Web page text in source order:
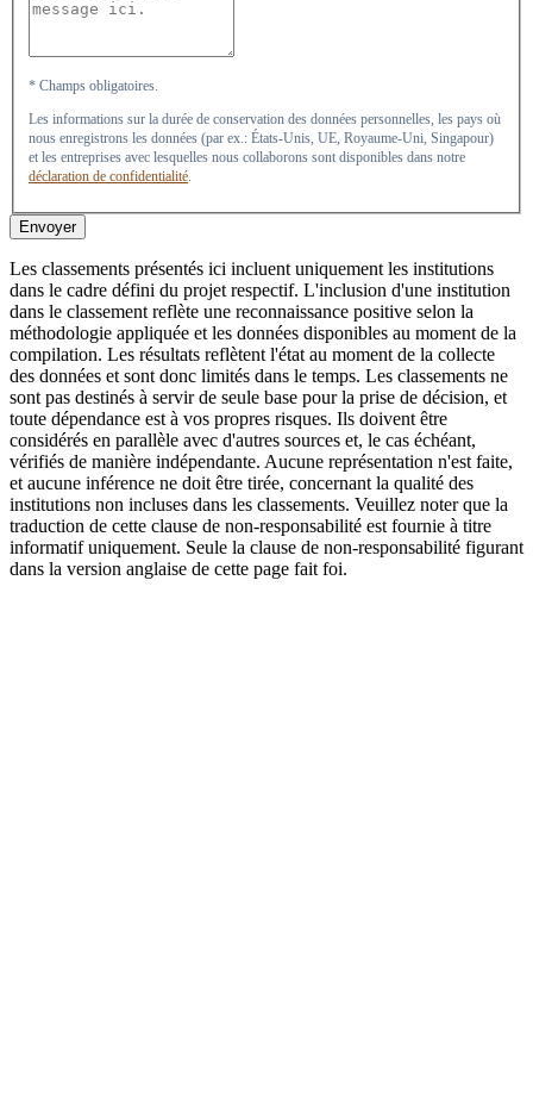
* Champs obligatoires.
Les informations sur la durée de conservation des données personnelles, les pays où
nous enregistrons les données (par ex.: États-Unis, UE, Royaume-Uni, Singapour)
et les entreprises avec lesquelles nous collaborons sont disponibles dans notre
déclaration de confidentialité.
Envoyer
Les classements présentés ici incluent uniquement les institutions
dans le cadre défini du projet respectif. L'inclusion d'une institution
dans le classement reflète une reconnaissance positive selon la
méthodologie appliquée et les données disponibles au moment de la
compilation. Les résultats reflètent l'état au moment de la collecte
des données et sont donc limités dans le temps. Les classements ne
sont pas destinés à servir de seule base pour la prise de décision, et
toute dépendance est à vos propres risques. Ils doivent être
considérés en parallèle avec d'autres sources et, le cas échéant,
vérifiés de manière indépendante. Aucune représentation n'est faite,
et aucune inférence ne doit être tirée, concernant la qualité des
institutions non incluses dans les classements. Veuillez noter que la
traduction de cette clause de non-responsabilité est fournie à titre
informatif uniquement. Seule la clause de non-responsabilité figurant
dans la version anglaise de cette page fait foi.